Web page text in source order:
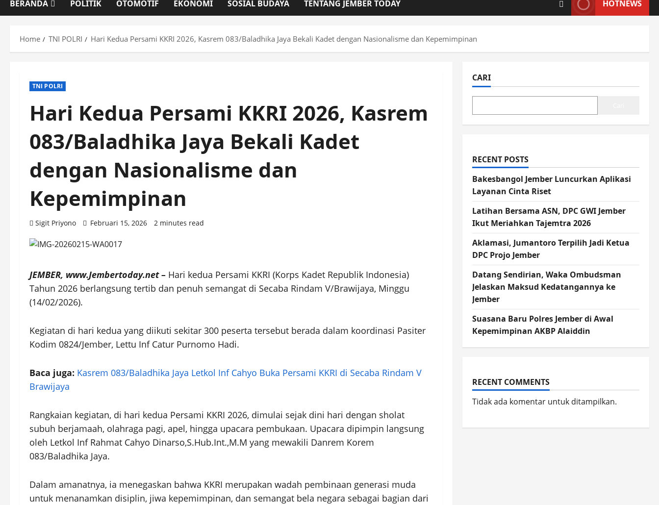
BERANDA POLITIK OTOMOTIF EKONOMI SOSIAL BUDAYA TENTANG JEMBER TODAY HOTNEWS
Home TNI POLRI Hari Kedua Persami KKRI 2026, Kasrem 083/Baladhika Jaya Bekali Kadet dengan Nasionalisme dan Kepemimpinan
TNI POLRI
Hari Kedua Persami KKRI 2026, Kasrem
083/Baladhika Jaya Bekali Kadet
dengan Nasionalisme dan
Kepemimpinan
Sigit Priyono Februari 15, 2026 2 minutes read
JEMBER, www.Jembertoday.net – Hari kedua Persami KKRI (Korps Kadet Republik Indonesia)
Tahun 2026 berlangsung tertib dan penuh semangat di Secaba Rindam V/Brawijaya, Minggu
(14/02/2026).
Kegiatan di hari kedua yang diikuti sekitar 300 peserta tersebut berada dalam koordinasi Pasiter
Kodim 0824/Jember, Lettu Inf Catur Purnomo Hadi.
Baca juga: Kasrem 083/Baladhika Jaya Letkol Inf Cahyo Buka Persami KKRI di Secaba Rindam V
Brawijaya
Rangkaian kegiatan, di hari kedua Persami KKRI 2026, dimulai sejak dini hari dengan sholat
subuh berjamaah, olahraga pagi, apel, hingga upacara pembukaan. Upacara dipimpin langsung
oleh Letkol Inf Rahmat Cahyo Dinarso,S.Hub.Int.,M.M yang mewakili Danrem Korem
083/Baladhika Jaya.
Dalam amanatnya, ia menegaskan bahwa KKRI merupakan wadah pembinaan generasi muda
untuk menanamkan disiplin, jiwa kepemimpinan, dan semangat bela negara sebagai bagian dari
CARI
RECENT POSTS
Bakesbangol Jember Luncurkan Aplikasi
Layanan Cinta Riset
Latihan Bersama ASN, DPC GWI Jember
Ikut Meriahkan Tajemtra 2026
Aklamasi, Jumantoro Terpilih Jadi Ketua
DPC Projo Jember
Datang Sendirian, Waka Ombudsman
Jelaskan Maksud Kedatangannya ke
Jember
Suasana Baru Polres Jember di Awal
Kepemimpinan AKBP Alaiddin
RECENT COMMENTS
Tidak ada komentar untuk ditampilkan.